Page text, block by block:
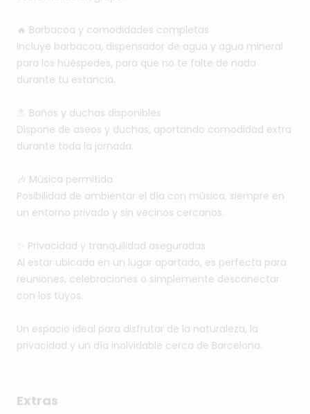
🔥 Barbacoa y comodidades completas
Incluye barbacoa, dispensador de agua y agua mineral
para los huéspedes, para que no te falte de nada
durante tu estancia.
🚿 Baños y duchas disponibles
Dispone de aseos y duchas, aportando comodidad extra
durante toda la jornada.
🎶 Música permitida
Posibilidad de ambientar el día con música, siempre en
un entorno privado y sin vecinos cercanos.
Privacidad y tranquilidad aseguradas
Al estar ubicada en un lugar apartado, es perfecta para
reuniones, celebraciones o simplemente desconectar
con los tuyos.
Un espacio ideal para disfrutar de la naturaleza, la
privacidad y un día inolvidable cerca de Barcelona.
Extras